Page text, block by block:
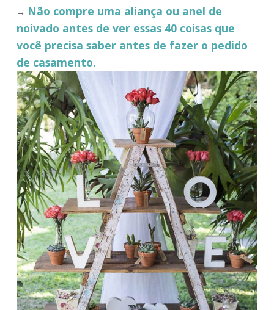
→ Não compre uma aliança ou anel de
noivado antes de ver essas 40 coisas que
você precisa saber antes de fazer o pedido
de casamento.